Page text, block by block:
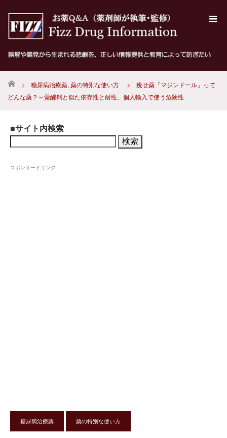
ホーム 糖尿病治療薬, 薬の特別な使い方
痩せ薬「マジンドール」って
どんな薬？～覚醒剤と似た依存性と耐性、個人輸入で使う危険性
■サイト内検索
スポンサードリンク
糖尿病治療薬 薬の特別な使い方